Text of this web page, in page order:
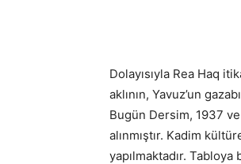
Dolayısıyla Rea Haq
aklının, Yavuz’un
Bugün Dersim, 1937
alınmıştır. Kadim
yapılmaktadır. Tabloya